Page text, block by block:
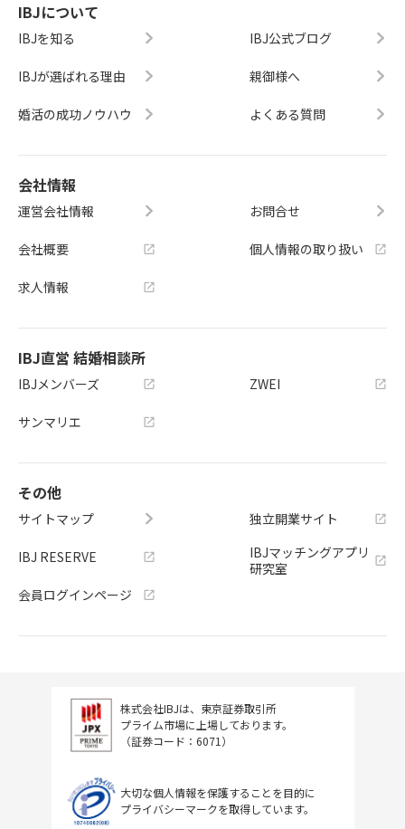
IBJについて
IBJを知る
IBJが選ばれる理由
婚活の成功ノウハウ
IBJ公式ブログ
親御様へ
よくある質問
会社情報
運営会社情報
会社概要
求人情報
お問合せ
個人情報の取り扱い
IBJ直営 結婚相談所
IBJメンバーズ
サンマリエ
ZWEI
その他
サイトマップ
IBJ RESERVE
会員ログインページ
独立開業サイト
IBJマッチングアプリ
研究室
株式会社IBJは、東京証券取引所
プライム市場に上場しております。
（証券コード：6071）
大切な個人情報を保護することを目的に
プライバシーマークを取得しています。